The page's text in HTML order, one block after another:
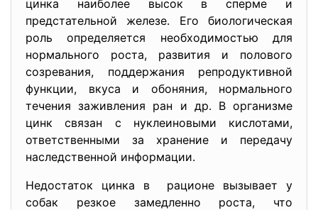
цинка наиболее высок в сперме и
предстательной железе. Его биологическая
роль определяется необходимостью для
нормального роста, развития и полового
созревания, поддержания репродуктивной
функции, вкуса и обоняния, нормального
течения заживления ран и др. В организме
цинк связан с нуклеиновыми кислотами,
ответственными за хранение и передачу
наследственной информации.
Недостаток цинка в рационе вызывает у
собак резкое замедленно роста, что